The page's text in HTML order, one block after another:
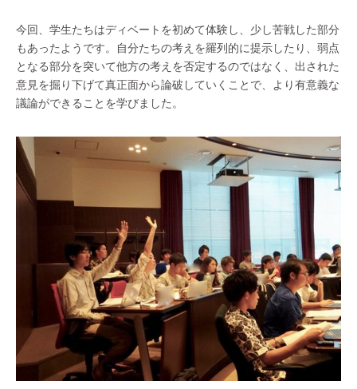
今回、学生たちはディベートを初めて体験し、少し苦戦した部分
もあったようです。自分たちの考えを羅列的に提示したり、弱点
となる部分を突いて他方の考えを否定するのではなく、出された
意見を掘り下げて真正面から論破していくことで、より有意義な
議論ができることを学びました。